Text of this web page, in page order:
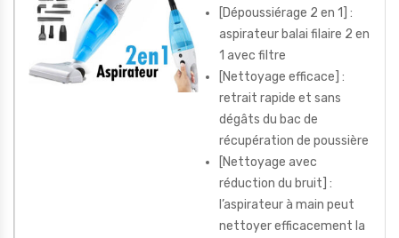
[Dépoussiérage 2 en 1] :
aspirateur balai filaire 2 en
1 avec filtre
[Nettoyage efficace] :
retrait rapide et sans
dégâts du bac de
récupération de poussière
[Nettoyage avec
réduction du bruit] :
l’aspirateur à main peut
nettoyer efficacement la